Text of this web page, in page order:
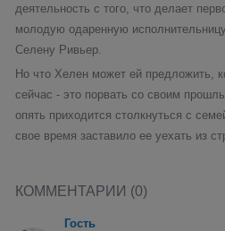
деятельность с того, что делает
молодую одаренную исполнительницу
Селену Ривьер.
Но что Хелен может ей предложить,
сейчас - это порвать со своим
опять приходится столкнуться с
свое время заставило ее уехать из
КОММЕНТАРИИ (0)
Гость